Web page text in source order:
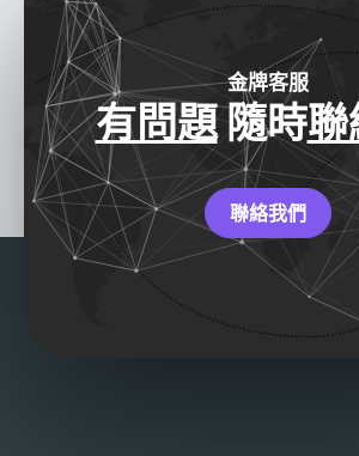
金牌客服
有問題隨時聯
聯絡我們